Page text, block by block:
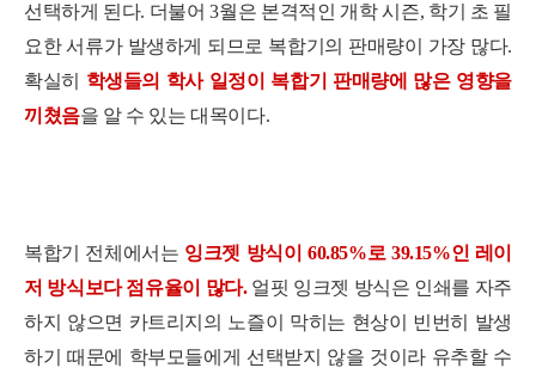
선택하게 된다. 더불어 3월은 본격적인 개학 시즌, 학기 초 필
요한 서류가 발생하게 되므로 복합기의 판매량이 가장 많다.
확실히 학생들의 학사 일정이 복합기 판매량에 많은 영향을
끼쳤음을 알 수 있는 대목이다.
복합기 전체에서는 잉크젯 방식이 60.85%로 39.15%인 레이
저 방식보다 점유율이 많다. 얼핏 잉크젯 방식은 인쇄를 자주
하지 않으면 카트리지의 노즐이 막히는 현상이 빈번히 발생
하기 때문에 학부모들에게 선택받지 않을 것이라 유추할 수